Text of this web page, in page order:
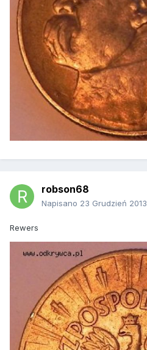
robson68
Napisano 23 Grudzień 2013
Rewers